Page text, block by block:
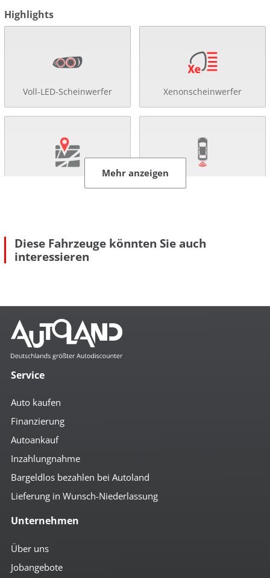
Highlights
Voll-LED-Scheinwerfer Xenonscheinwerfer
Mehr anzeigen
Komfort
3- Zonen Klimaautomatik
4x el. Fensterheber
Anfahrassistent
Auto Hold
autom. abblendender Innenspiegel
beheizbare Aussenspiegel
beheizbare Frontscheibe
beheizbare Scheibenwaschanlage
Bordcomputer
Colorverglasung
el. anklappbare Spiegel
el. Spiegel
Handschuhfach mit Kühlfunktion
höhenverst. Beifahrersitz
Mehr anzeigen
Diese Fahrzeuge könnten Sie auch
interessieren
Service
Auto kaufen
Finanzierung
Autoankauf
Inzahlungnahme
Bargeldlos bezahlen bei Autoland
Lieferung in Wunsch-Niederlassung
Unternehmen
Über uns
Jobangebote